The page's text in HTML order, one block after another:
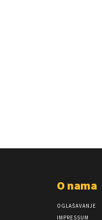
O nama
OGLAŠAVANJE
IMPRESSUM